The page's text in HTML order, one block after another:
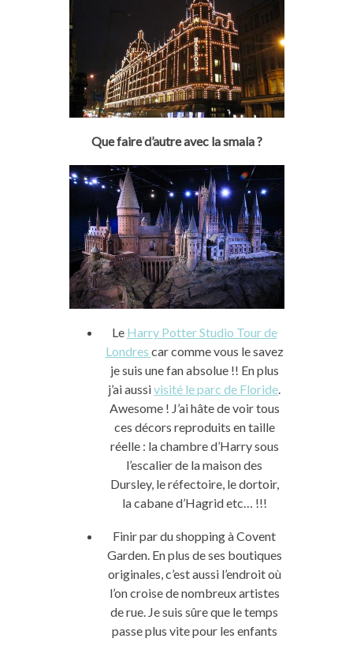
Que faire d’autre avec la smala ?
Le Harry Potter Studio Tour de
Londres car comme vous le savez
je suis une fan absolue !! En plus
j’ai aussivisité le parc de Floride.
Awesome ! J’ai hâte de voir tous
ces décors reproduits en taille
réelle : la chambre d’Harry sous
l’escalier de la maison des
Dursley, le réfectoire, le dortoir,
la cabane d’Hagrid etc… !!!
Finir par du shopping à Covent
Garden. En plus de ses boutiques
originales, c’est aussi l’endroit où
l’on croise de nombreux artistes
de rue. Je suis sûre que le temps
passe plus vite pour les enfants